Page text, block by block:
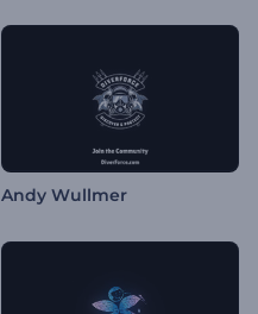
Andy Wullmer